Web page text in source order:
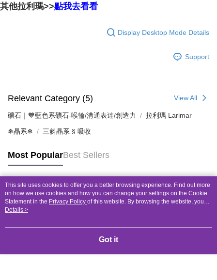
其他拉利瑪>>點我去看看
Display Desktop Mode Details
Support
Relevant Category (5) View All
礦石｜💙藍色系礦石-喉輪/溝通表達/創造力 拉利瑪 Larimar
❄晶系❄ 三斜晶系 § 吸收
Most PopularBest Sellers
Popular Tags
This site uses cookies to offer you a better browsing experience. Find out more
on how we use cookies and how you can change your settings on the Cookie
Statement in the Privacy Policy of this website. By browsing the website, you
agree to our use of cookies as described in our Cookie Statement.
Details >
Got it